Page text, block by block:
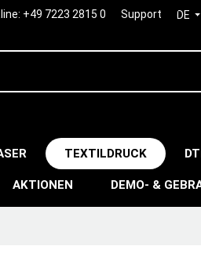
+49 7223 2815 0 Support DE
TEXTILDRUCK
AKTIONEN DEMO- &